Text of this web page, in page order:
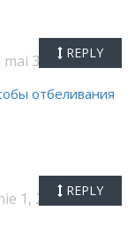
31, 2026
отбеливания
REPLY
1, 2026 REPLY